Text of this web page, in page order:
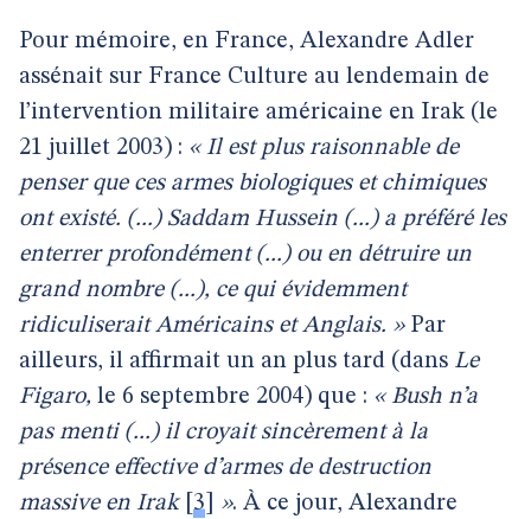
Pour mémoire, en France, Alexandre Adler
assénait sur France Culture au lendemain de
l’intervention militaire américaine en Irak (le
21 juillet 2003) : « Il est plus raisonnable de
penser que ces armes biologiques et chimiques
ont existé. (...) Saddam Hussein (...) a préféré les
enterrer profondément (...) ou en détruire un
grand nombre (...), ce qui évidemment
ridiculiserait Américains et Anglais. » Par
ailleurs, il affirmait un an plus tard (dans Le
Figaro, le 6 septembre 2004) que : « Bush n’a
pas menti (...) il croyait sincèrement à la
présence effective d’armes de destruction
massive en Irak[ 3 ». À ce jour, Alexandre